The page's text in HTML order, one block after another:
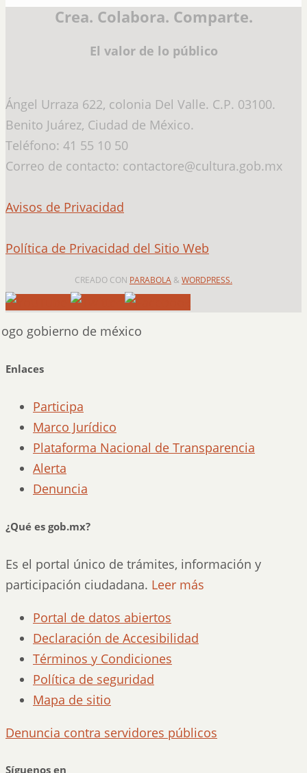
Crea. Colabora. Comparte.
El valor de lo público
Ángel Urraza 622, colonia Del Valle. C.P. 03100.
Benito Juárez, Ciudad de México.
Teléfono: 41 55 10 50
Correo de contacto: contactore@cultura.gob.mx
Avisos de Privacidad
Política de Privacidad del Sitio Web
CREADO CON PARABOLA & WORDPRESS.
Enlaces
Participa
Marco Jurídico
Plataforma Nacional de Transparencia
Alerta
Denuncia
¿Qué es gob.mx?
Es el portal único de trámites, información y
participación ciudadana. Leer más
Portal de datos abiertos
Declaración de Accesibilidad
Términos y Condiciones
Política de seguridad
Mapa de sitio
Denuncia contra servidores públicos
Síguenos en